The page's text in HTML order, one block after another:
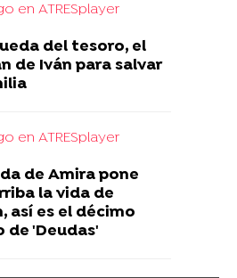
en ATRESplayer
del tesoro, el
de Iván para salvar
en ATRESplayer
de Amira pone
la vida de
así es el décimo
de 'Deudas'